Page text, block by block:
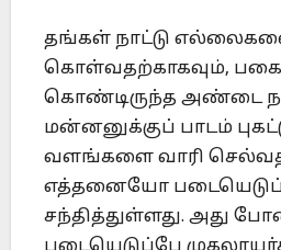
தங்கள் நாட்டு எல்லைகளை
கொள்வதற்காகவும்,
கொண்டிருந்த அண்டை
மன்னனுக்குப் பாடம்
வளங்களை வாரி
எத்தனையோ
சந்தித்துள்ளது. அது